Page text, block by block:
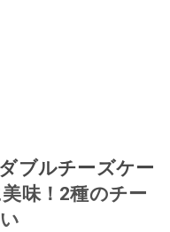
ブルチーズケー
味！2種のチー